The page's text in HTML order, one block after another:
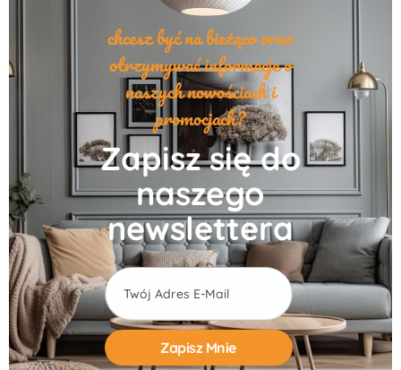
chcesz być na bieżąco oraz
otrzymywać informacje o
naszych nowościach i
promocjach?
Zapisz się do
naszego
newslettera